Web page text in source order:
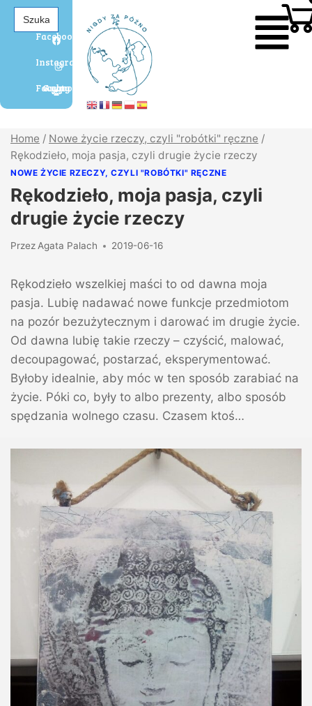
Search
for:
Facebook
Instagram
Grupa Agaty Facebook
Home / Nowe życie rzeczy, czyli "robótki" ręczne /
Rękodzieło, moja pasja, czyli drugie życie rzeczy
NOWE ŻYCIE RZECZY, CZYLI "ROBÓTKI" RĘCZNE
Rękodzieło, moja pasja, czyli
drugie życie rzeczy
PrzezAgata Palach 2019-06-16
Rękodzieło wszelkiej maści to od dawna moja
pasja. Lubię nadawać nowe funkcje przedmiotom
na pozór bezużytecznym i darować im drugie życie.
Od dawna lubię takie rzeczy – czyścić, malować,
decoupagować, postarzać, eksperymentować.
Byłoby idealnie, aby móc w ten sposób zarabiać na
życie. Póki co, były to albo prezenty, albo sposób
spędzania wolnego czasu. Czasem ktoś…